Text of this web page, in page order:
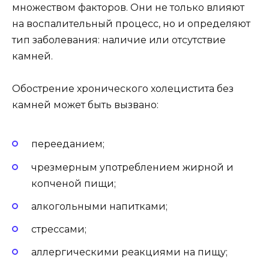
множеством факторов. Они не только влияют
на воспалительный процесс, но и определяют
тип заболевания: наличие или отсутствие
камней.
Обострение хронического холецистита без
камней может быть вызвано:
перееданием;
чрезмерным употреблением жирной и
копченой пищи;
алкогольными напитками;
стрессами;
аллергическими реакциями на пищу;